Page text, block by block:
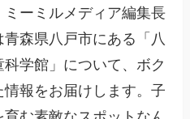
ーミルメディア編集長
森県八戸市にある「八
学館」について、ボク
報をお届けします。子